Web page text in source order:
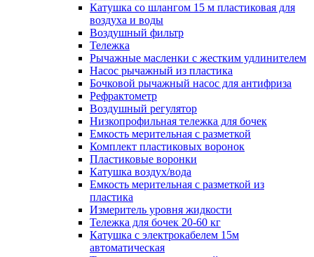
Катушка со шлангом 15 м пластиковая для
воздуха и воды
Воздушный фильтр
Тележка
Рычажные масленки с жестким удлинителем
Насос рычажный из пластика
Бочковой рычажный насос для антифриза
Рефрактометр
Воздушный регулятор
Низкопрофильная тележка для бочек
Емкость мерительная с разметкой
Комплект пластиковых воронок
Пластиковые воронки
Катушка воздух/вода
Емкость мерительная с разметкой из
пластика
Измеритель уровня жидкости
Тележка для бочек 20-60 кг
Катушка с электрокабелем 15м
автоматическая